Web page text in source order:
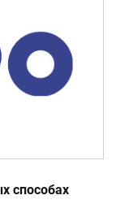
способах